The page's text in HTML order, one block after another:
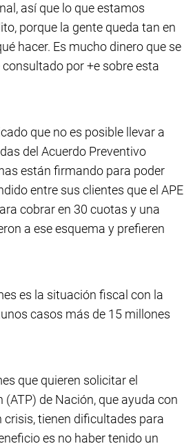
así que lo que estamos
porque la gente queda tan en
hacer. Es mucho dinero que se
consultado por +e sobre esta
que no es posible llevar a
del Acuerdo Preventivo
están firmando para poder
entre sus clientes que el APE
cobrar en 30 cuotas y una
a ese esquema y prefieren
es la situación fiscal con la
casos más de 15 millones
que quieren solicitar el
de Nación, que ayuda con
crisis, tienen dificultades para
es no haber tenido un